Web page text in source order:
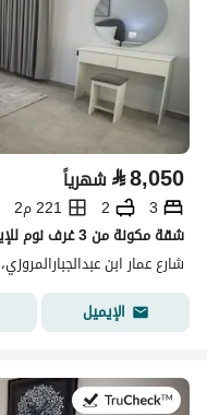
⃁8,050 شهرياً
3
2
221 م2
شقة مكونة من 3 غرف نوم للإيجار في بني حارثة، المدينة المنورة
شارع عمار ابن
الإيميل
في:19 يوليو 2026